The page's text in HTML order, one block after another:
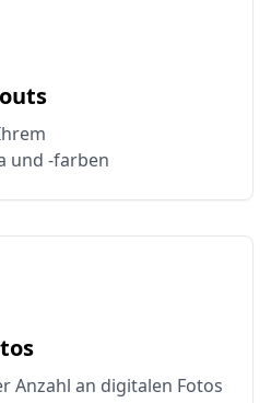
und -farben
Anzahl an digitalen Fotos